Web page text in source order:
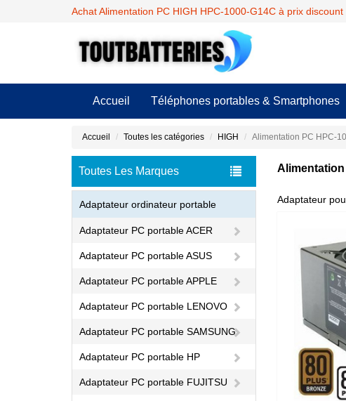
Achat Alimentation PC HIGH HPC-1000-G14C à prix discount
Accueil Téléphones portables & Smartphones
Accueil Toutes les catégories HIGH Alimentation PC HPC-
Toutes Les Marques
Adaptateur ordinateur portable
Adaptateur PC portable ACER
Adaptateur PC portable ASUS
Adaptateur PC portable APPLE
Adaptateur PC portable LENOVO
Adaptateur PC portable SAMSUNG
Adaptateur PC portable HP
Adaptateur PC portable FUJITSU
Alimentation
Adaptateur